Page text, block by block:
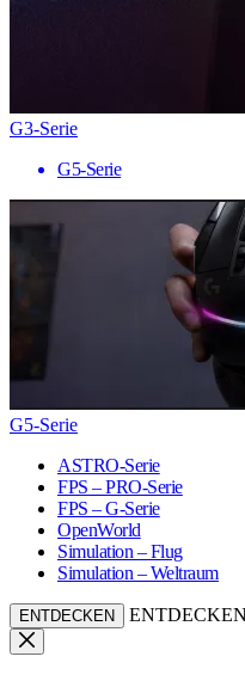
G3-Serie
G5-Serie
G5-Serie
ASTRO-Serie
FPS – PRO-Serie
FPS – G-Serie
OpenWorld
Simulation – Flug
Simulation – Weltraum
ENTDECKEN ENTDECKEN